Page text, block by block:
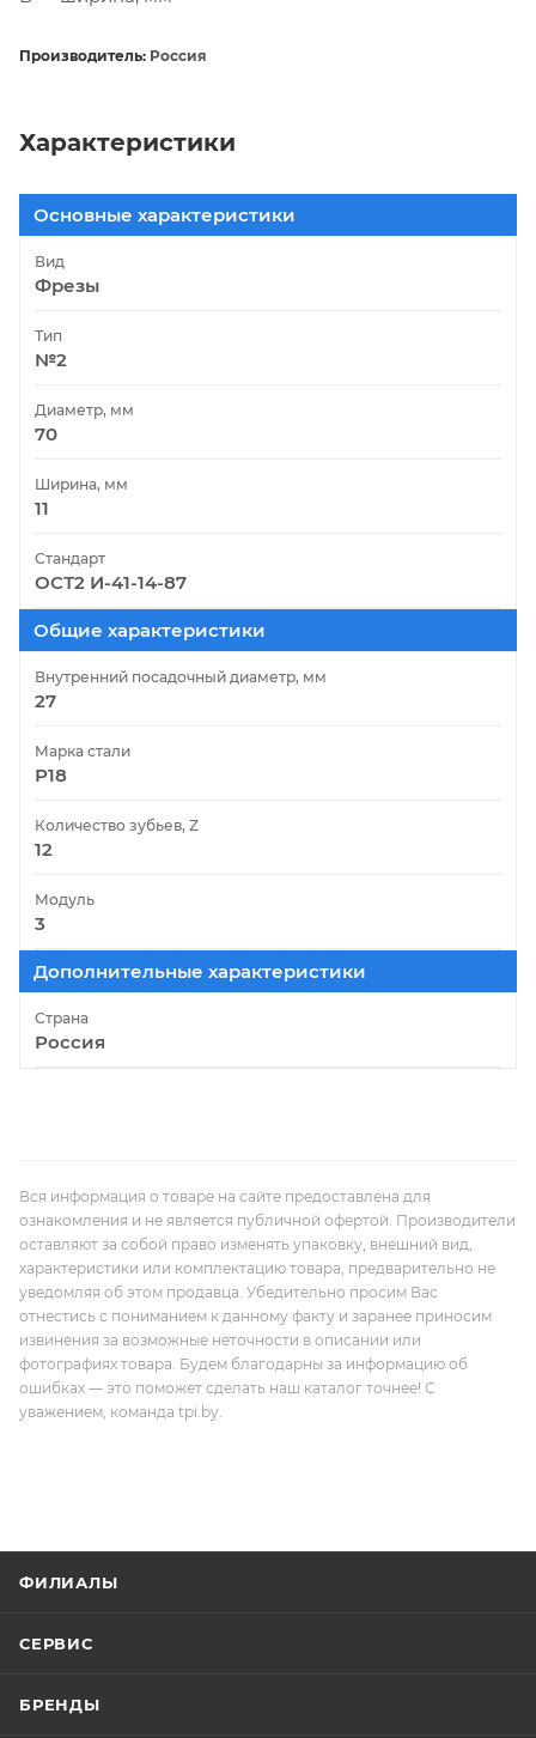
Производитель: Россия
Характеристики
Основные характеристики
Вид
Фрезы
Тип
№2
Диаметр, мм
70
Ширина, мм
11
Стандарт
ОСТ2 И-41-14-87
Общие характеристики
Внутренний посадочный диаметр, мм
27
Марка стали
Р18
Количество зубьев, Z
12
Модуль
3
Дополнительные характеристики
Страна
Россия
Вся информация о товаре на сайте предоставлена для
ознакомления и не является публичной офертой. Производители
оставляют за собой право изменять упаковку, внешний вид,
характеристики или комплектацию товара, предварительно не
уведомляя об этом продавца. Убедительно просим Вас
отнестись с пониманием к данному факту и заранее приносим
извинения за возможные неточности в описании или
фотографиях товара. Будем благодарны за информацию об
ошибках — это поможет сделать наш каталог точнее! С
уважением, команда tpi.by.
ФИЛИАЛЫ
СЕРВИС
БРЕНДЫ